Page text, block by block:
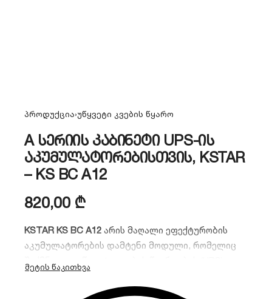
პროდუქცია›უწყვეტი კვების წყარო
A სერიის კაბინეტი UPS-ის
აკუმულატორებისთვის, KSTAR
– KS BC A12
820,00 ₾
KSTAR KS BC A12 არის მაღალი ეფექტურობის
აკუმულატორების დამტენი მოდული, რომელიც
სისტემებისთვის.
ბატარეების სწრაფ და უსაფრთხო დამუხტვას,